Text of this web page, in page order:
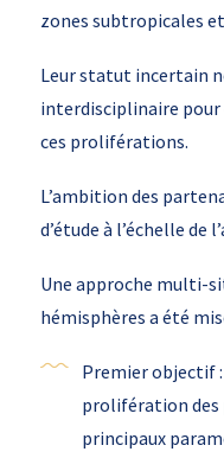
zones subtropicales
Leur statut incertain
interdisciplinaire
ces proliférations.
L’ambition des
d’étude à l’échelle de
Une approche multi-
hémisphères a été
Premier objectif
prolifération des
principaux